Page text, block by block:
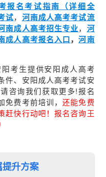
报名考试指南（详细全
试， 河南成人高考考试流
南成人高考招生专业， 河
成人高考报名入口，河南
阳考生提供安阳成人高考
件、安阳成人高考考试安
咨询我们获取更多!报名
免费考前培训，还能免费
赶快行动吧！报名咨询王
升方案